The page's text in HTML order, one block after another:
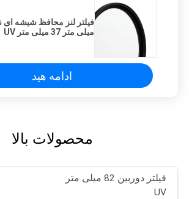
میلی متر 37 میلی متر UV
ادامه هید
محصولات بالا
فیلتر دوربین 82 میلی متر
UV